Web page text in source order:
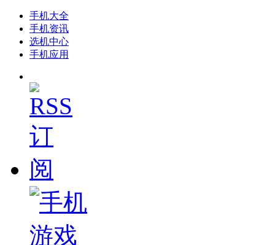
手机大全
手机资讯
选机中心
手机应用